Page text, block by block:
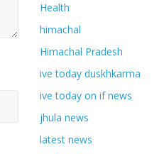
Health
himachal
Himachal Pradesh
ive today duskhkarma
ive today on if news
jhula news
latest news